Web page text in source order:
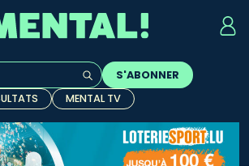
de l'auto-complétion sont
S'ABONNER
MENTAL TV